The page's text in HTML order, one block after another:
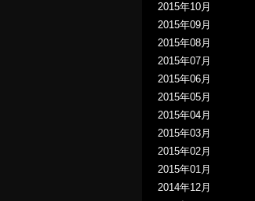
2015年10月
2015年09月
2015年08月
2015年07月
2015年06月
2015年05月
2015年04月
2015年03月
2015年02月
2015年01月
2014年12月